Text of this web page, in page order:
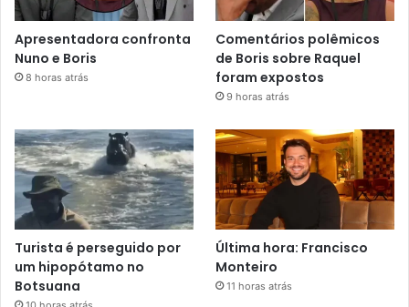
Apresentadora confronta
Nuno e Boris
8 horas atrás
Comentários polêmicos
de Boris sobre Raquel
foram expostos
9 horas atrás
Turista é perseguido por
um hipopótamo no
Botsuana
Última hora: Francisco
Monteiro
11 horas atrás